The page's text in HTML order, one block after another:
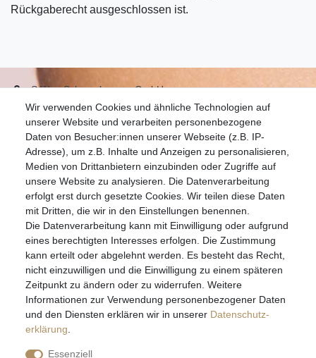
Rückgaberecht ausgeschlossen ist.
Wir verwenden Cookies und ähnliche Technologien auf
unserer Website und verarbeiten personenbezogene
Daten von Besucher:innen unserer Webseite (z.B. IP-
Adresse), um z.B. Inhalte und Anzeigen zu personalisieren,
Medien von Drittanbietern einzubinden oder Zugriffe auf
unsere Website zu analysieren. Die Datenverarbeitung
erfolgt erst durch gesetzte Cookies. Wir teilen diese Daten
mit Dritten, die wir in den Einstellungen benennen.
Die Datenverarbeitung kann mit Einwilligung oder aufgrund
eines berechtigten Interesses erfolgen. Die Zustimmung
kann erteilt oder abgelehnt werden. Es besteht das Recht,
nicht einzuwilligen und die Einwilligung zu einem späteren
Zeitpunkt zu ändern oder zu widerrufen. Weitere
Informationen zur Verwendung personenbezogener Daten
und den Diensten erklären wir in unserer Daten­schutz­
erklärung
Essenziell
S.W.w. Schmuckwaren GmbH
07051-9608828
info@schmuckador.de
Montag bis Freitag 8.30 – 12.00 Uhr und 13.30 bis 17.30 Uhr
Widerrufs­recht Widerrufs­formular Impressum
Daten­schutz­erklärung AGB
E-MAIL **
Hiermit bestätige ich, dass ich die